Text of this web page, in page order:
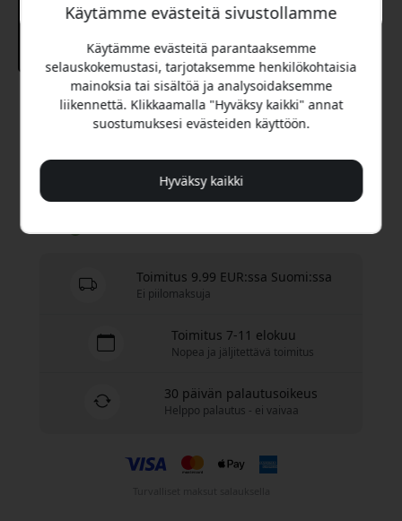
Suositeltava hinta
89.99 EUR
Osta nyt
Toimitus 9.99 EUR:ssa Suomi:ssa
Ei piilomaksuja
Toimitus 7-11 elokuu
Nopea ja jäljitettävä toimitus
30 päivän palautusoikeus
Helppo palautus - ei vaivaa
Käytämme evästeitä sivustollamme
Käytämme evästeitä parantaaksemme
selauskokemustasi, tarjotaksemme henkilökohtaisia
mainoksia tai sisältöä ja analysoidaksemme
liikennettä. Klikkaamalla "Hyväksy kaikki" annat
suostumuksesi evästeiden käyttöön.
Hyväksy kaikki